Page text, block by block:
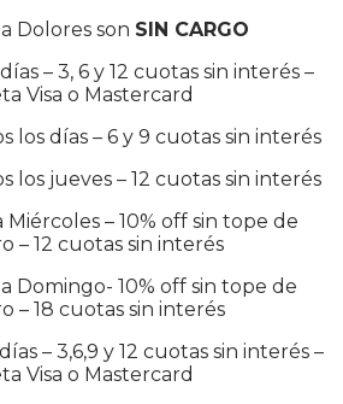
Dolores son SIN CARGO
– 3, 6 y 12 cuotas sin interés –
Visa o Mastercard
los días – 6 y 9 cuotas sin interés
los jueves – 12 cuotas sin interés
Miércoles – 10% off sin tope de
– 12 cuotas sin interés
Domingo- 10% off sin tope de
– 18 cuotas sin interés
– 3,6,9 y 12 cuotas sin interés –
Visa o Mastercard